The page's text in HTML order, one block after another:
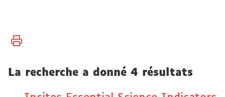
Vous
Accueil
La recherche a donné 4 résultats